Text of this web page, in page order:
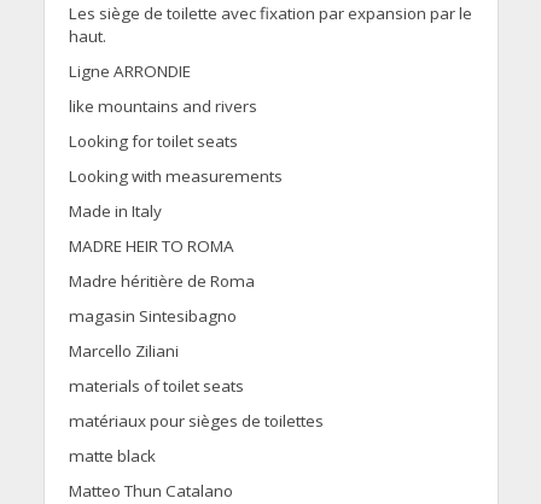
Les siège de toilette avec fixation par expansion par le
haut.
Ligne ARRONDIE
like mountains and rivers
Looking for toilet seats
Looking with measurements
Made in Italy
MADRE HEIR TO ROMA
Madre héritière de Roma
magasin Sintesibagno
Marcello Ziliani
materials of toilet seats
matériaux pour sièges de toilettes
matte black
Matteo Thun Catalano